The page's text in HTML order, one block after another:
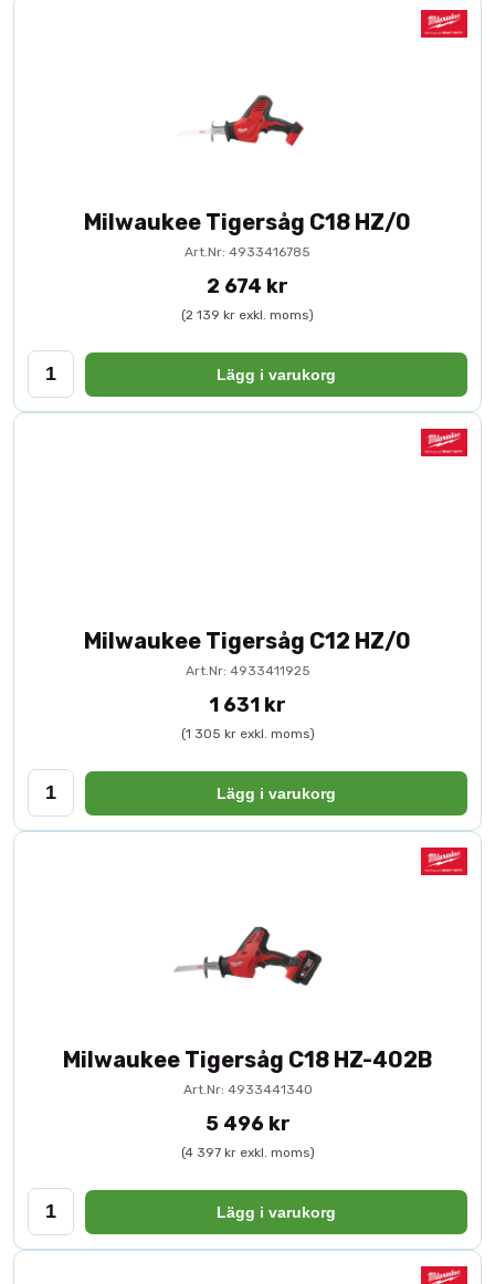
Milwaukee Tigersåg C18 HZ/0
Art.Nr: 4933416785
2 674 kr
(2 139 kr exkl. moms)
Lägg i varukorg
Milwaukee Tigersåg C12 HZ/0
Art.Nr: 4933411925
1 631 kr
(1 305 kr exkl. moms)
Lägg i varukorg
Milwaukee Tigersåg C18 HZ-402B
Art.Nr: 4933441340
5 496 kr
(4 397 kr exkl. moms)
Lägg i varukorg